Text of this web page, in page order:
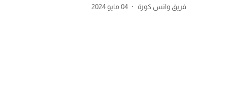
فريق واتس كورة 04 مايو 2024